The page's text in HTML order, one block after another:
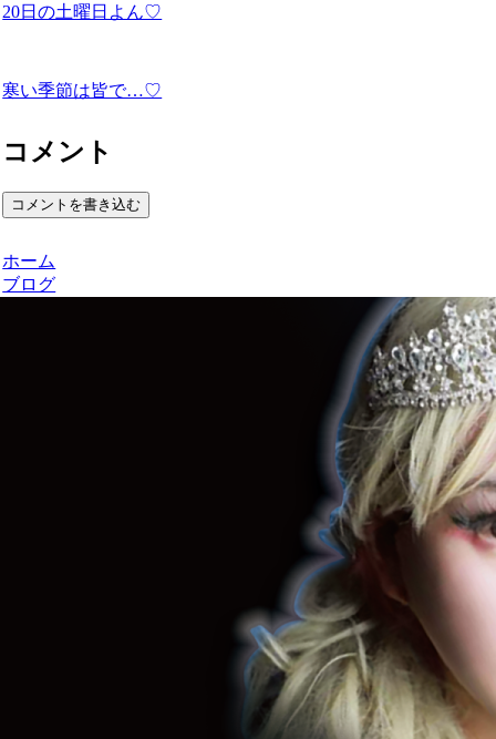
20日の土曜日よん♡
寒い季節は皆で…♡
コメント
コメントを書き込む
ホーム
ブログ